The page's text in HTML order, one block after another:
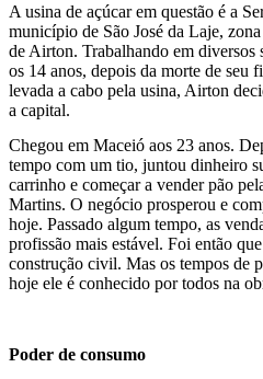
A usina de açúcar em questão é a
município de São José da Laje,
de Airton. Trabalhando em diversos
os 14 anos, depois da morte de seu
levada a cabo pela usina, Airton
a capital.
Chegou em Maceió aos 23 anos.
tempo com um tio, juntou dinheiro
carrinho e começar a vender pão
Martins. O negócio prosperou e
hoje. Passado algum tempo, as
profissão mais estável. Foi então
construção civil. Mas os tempos de
hoje ele é conhecido por todos na
Poder de consumo